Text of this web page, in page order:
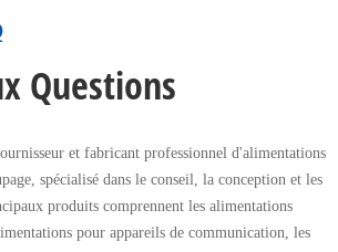
Questions
et fabricant professionnel d'alimentations
spécialisé dans le conseil, la conception et les
produits comprennent les alimentations
pour appareils de communication, les